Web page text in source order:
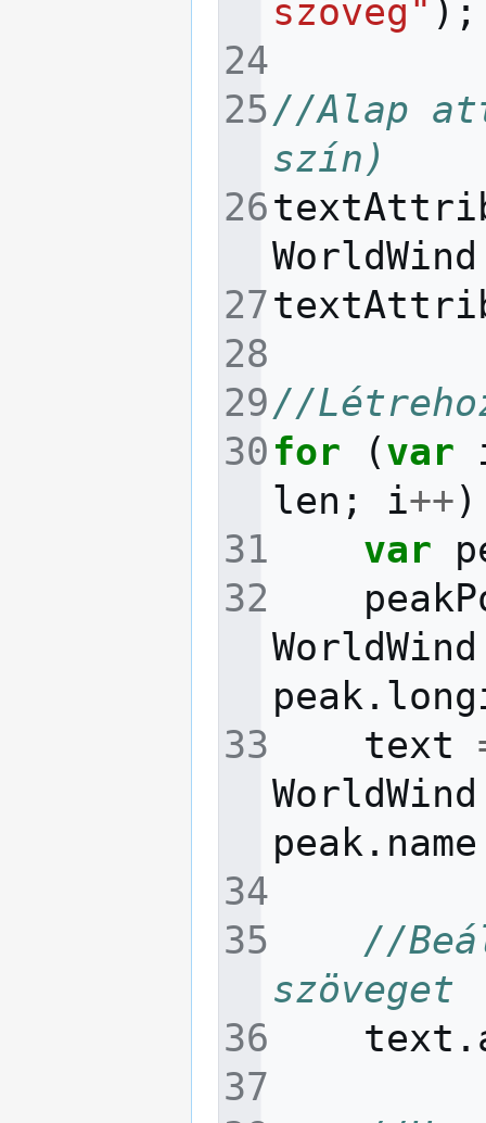
szöveg" );
//Alap
szín)
WorldWind
//
for
(var
len ; i++)
var
WorldWind
peak .
text
WorldWind
peak . name
//
szöveget
text .